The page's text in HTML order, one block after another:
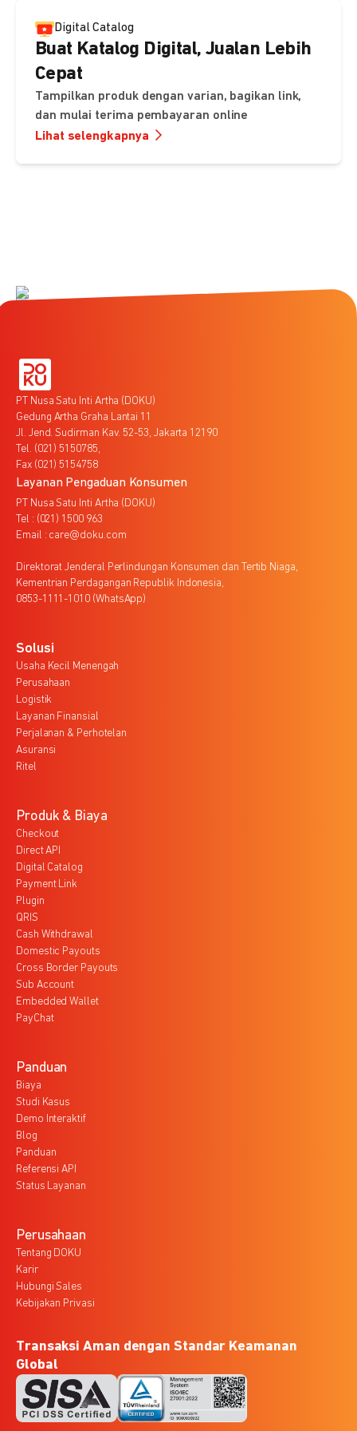
Digital Catalog
Buat Katalog Digital, Jualan Lebih
Cepat
Tampilkan produk dengan varian, bagikan link,
dan mulai terima pembayaran online
Lihat selengkapnya
PT Nusa Satu Inti Artha (DOKU)
Gedung Artha Graha Lantai 11
Jl. Jend. Sudirman Kav. 52-53, Jakarta 12190
Tel. (021) 5150785,
Fax (021) 5154758
Layanan Pengaduan Konsumen
PT Nusa Satu Inti Artha (DOKU)
Tel : (021) 1500 963
Email : care@doku.com
Direktorat Jenderal Perlindungan Konsumen dan Tertib Niaga,
Kementrian Perdagangan Republik Indonesia,
0853-1111-1010 (WhatsApp)
Solusi
Usaha Kecil Menengah
Perusahaan
Logistik
Layanan Finansial
Perjalanan & Perhotelan
Asuransi
Ritel
Produk & Biaya
Checkout
Direct API
Digital Catalog
Payment Link
Plugin
QRIS
Cash Withdrawal
Domestic Payouts
Cross Border Payouts
Sub Account
Embedded Wallet
PayChat
Panduan
Biaya
Studi Kasus
Demo Interaktif
Blog
Panduan
Referensi API
Status Layanan
Perusahaan
Tentang DOKU
Karir
Hubungi Sales
Kebijakan Privasi
Transaksi Aman dengan Standar Keamanan
Global